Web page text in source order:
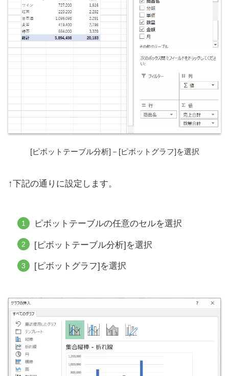
[ピボットテーブル分析]－[ピボットグラフ]を選択
↑下記の通りに設定します。
ピボットテーブルの任意のセルを選択
[ピボットテーブル分析]を選択
[ピボットグラフ]を選択